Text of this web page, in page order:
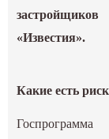
«Известия».
Какие есть